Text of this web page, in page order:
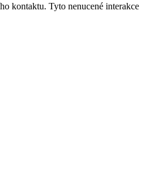
kontaktu. Tyto nenucené interakce